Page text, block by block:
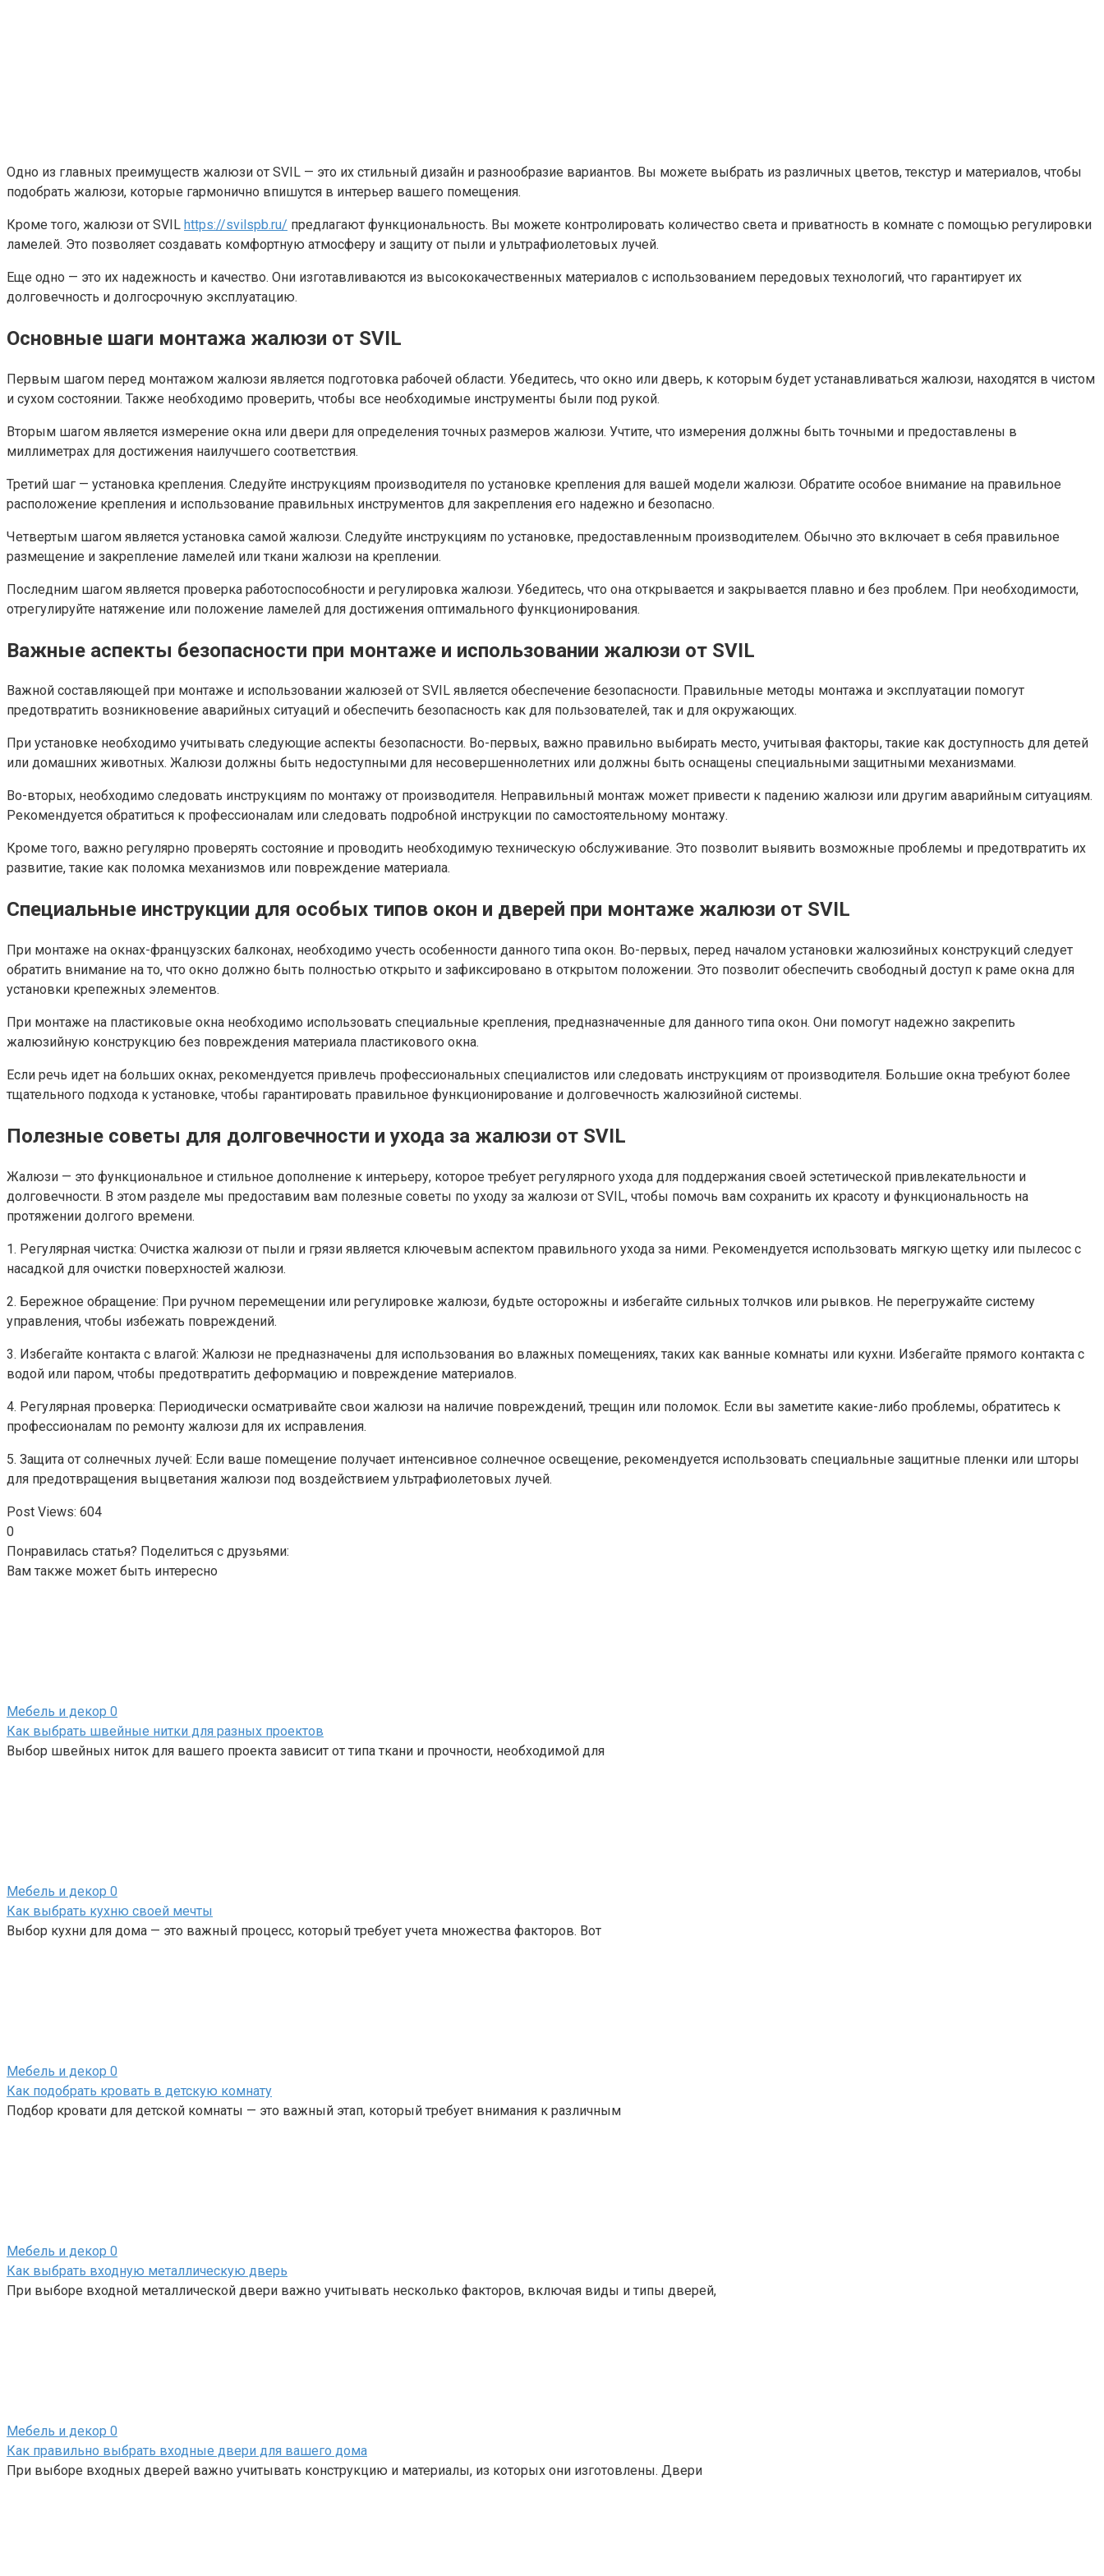
Одно из главных преимуществ жалюзи от SVIL — это их стильный дизайн и разнообразие вариантов. Вы можете выбрать из различных цветов, текстур и материалов, чтобы
подобрать жалюзи, которые гармонично впишутся в интерьер вашего помещения.
Кроме того, жалюзи от SVIL https://svilspb.ru/ предлагают функциональность. Вы можете контролировать количество света и приватность в комнате с помощью регулировки
ламелей. Это позволяет создавать комфортную атмосферу и защиту от пыли и ультрафиолетовых лучей.
Еще одно — это их надежность и качество. Они изготавливаются из высококачественных материалов с использованием передовых технологий, что гарантирует их
долговечность и долгосрочную эксплуатацию.
Основные шаги монтажа жалюзи от SVIL
Первым шагом перед монтажом жалюзи является подготовка рабочей области. Убедитесь, что окно или дверь, к которым будет устанавливаться жалюзи, находятся в чистом
и сухом состоянии. Также необходимо проверить, чтобы все необходимые инструменты были под рукой.
Вторым шагом является измерение окна или двери для определения точных размеров жалюзи. Учтите, что измерения должны быть точными и предоставлены в
миллиметрах для достижения наилучшего соответствия.
Третий шаг — установка крепления. Следуйте инструкциям производителя по установке крепления для вашей модели жалюзи. Обратите особое внимание на правильное
расположение крепления и использование правильных инструментов для закрепления его надежно и безопасно.
Четвертым шагом является установка самой жалюзи. Следуйте инструкциям по установке, предоставленным производителем. Обычно это включает в себя правильное
размещение и закрепление ламелей или ткани жалюзи на креплении.
Последним шагом является проверка работоспособности и регулировка жалюзи. Убедитесь, что она открывается и закрывается плавно и без проблем. При необходимости,
отрегулируйте натяжение или положение ламелей для достижения оптимального функционирования.
Важные аспекты безопасности при монтаже и использовании жалюзи от SVIL
Важной составляющей при монтаже и использовании жалюзей от SVIL является обеспечение безопасности. Правильные методы монтажа и эксплуатации помогут
предотвратить возникновение аварийных ситуаций и обеспечить безопасность как для пользователей, так и для окружающих.
При установке необходимо учитывать следующие аспекты безопасности. Во-первых, важно правильно выбирать место, учитывая факторы, такие как доступность для детей
или домашних животных. Жалюзи должны быть недоступными для несовершеннолетних или должны быть оснащены специальными защитными механизмами.
Во-вторых, необходимо следовать инструкциям по монтажу от производителя. Неправильный монтаж может привести к падению жалюзи или другим аварийным ситуациям.
Рекомендуется обратиться к профессионалам или следовать подробной инструкции по самостоятельному монтажу.
Кроме того, важно регулярно проверять состояние и проводить необходимую техническую обслуживание. Это позволит выявить возможные проблемы и предотвратить их
развитие, такие как поломка механизмов или повреждение материала.
Специальные инструкции для особых типов окон и дверей при монтаже жалюзи от SVIL
При монтаже на окнах-французских балконах, необходимо учесть особенности данного типа окон. Во-первых, перед началом установки жалюзийных конструкций следует
обратить внимание на то, что окно должно быть полностью открыто и зафиксировано в открытом положении. Это позволит обеспечить свободный доступ к раме окна для
установки крепежных элементов.
При монтаже на пластиковые окна необходимо использовать специальные крепления, предназначенные для данного типа окон. Они помогут надежно закрепить
жалюзийную конструкцию без повреждения материала пластикового окна.
Если речь идет на больших окнах, рекомендуется привлечь профессиональных специалистов или следовать инструкциям от производителя. Большие окна требуют более
тщательного подхода к установке, чтобы гарантировать правильное функционирование и долговечность жалюзийной системы.
Полезные советы для долговечности и ухода за жалюзи от SVIL
Жалюзи — это функциональное и стильное дополнение к интерьеру, которое требует регулярного ухода для поддержания своей эстетической привлекательности и
долговечности. В этом разделе мы предоставим вам полезные советы по уходу за жалюзи от SVIL, чтобы помочь вам сохранить их красоту и функциональность на
протяжении долгого времени.
1. Регулярная чистка: Очистка жалюзи от пыли и грязи является ключевым аспектом правильного ухода за ними. Рекомендуется использовать мягкую щетку или пылесос с
насадкой для очистки поверхностей жалюзи.
2. Бережное обращение: При ручном перемещении или регулировке жалюзи, будьте осторожны и избегайте сильных толчков или рывков. Не перегружайте систему
управления, чтобы избежать повреждений.
3. Избегайте контакта с влагой: Жалюзи не предназначены для использования во влажных помещениях, таких как ванные комнаты или кухни. Избегайте прямого контакта с
водой или паром, чтобы предотвратить деформацию и повреждение материалов.
4. Регулярная проверка: Периодически осматривайте свои жалюзи на наличие повреждений, трещин или поломок. Если вы заметите какие-либо проблемы, обратитесь к
профессионалам по ремонту жалюзи для их исправления.
5. Защита от солнечных лучей: Если ваше помещение получает интенсивное солнечное освещение, рекомендуется использовать специальные защитные пленки или шторы
для предотвращения выцветания жалюзи под воздействием ультрафиолетовых лучей.
Post Views: 604
0
Понравилась статья? Поделиться с друзьями:
Вам также может быть интересно
Мебель и декор 0
Как выбрать швейные нитки для разных проектов
Выбор швейных ниток для вашего проекта зависит от типа ткани и прочности, необходимой для
Мебель и декор 0
Как выбрать кухню своей мечты
Выбор кухни для дома — это важный процесс, который требует учета множества факторов. Вот
Мебель и декор 0
Как подобрать кровать в детскую комнату
Подбор кровати для детской комнаты — это важный этап, который требует внимания к различным
Мебель и декор 0
Как выбрать входную металлическую дверь
При выборе входной металлической двери важно учитывать несколько факторов, включая виды и типы дверей,
Мебель и декор 0
Как правильно выбрать входные двери для вашего дома
При выборе входных дверей важно учитывать конструкцию и материалы, из которых они изготовлены. Двери